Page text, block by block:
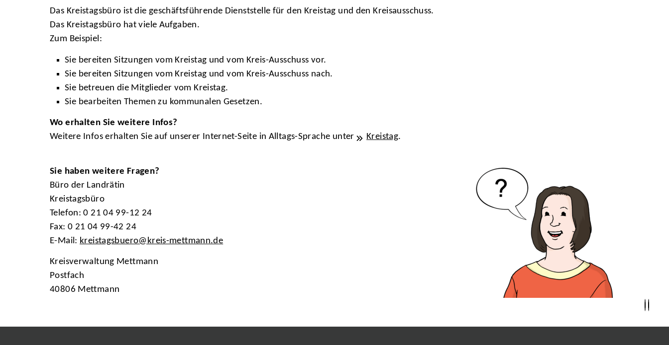
Das Kreistagsbüro ist die geschäftsführende Dienststelle für den Kreistag und den Kreisausschuss.
Das Kreistagsbüro hat viele Aufgaben.
Zum Beispiel:
Sie bereiten Sitzungen vom Kreistag und vom Kreis-Ausschuss vor.
Sie bereiten Sitzungen vom Kreistag und vom Kreis-Ausschuss nach.
Sie betreuen die Mitglieder vom Kreistag.
Sie bearbeiten Themen zu kommunalen Gesetzen.
Wo erhalten Sie weitere Infos?
Weitere Infos erhalten Sie auf unserer Internet-Seite in Alltags-Sprache unter
Kreistag.
Sie haben weitere Fragen?
Büro der Landrätin
Kreistagsbüro
Telefon: 0 21 04 99-12 24
Fax: 0 21 04 99-42 24
E-Mail: kreistagsbuero@kreis-mettmann.de
Kreisverwaltung Mettmann
Postfach
40806 Mettmann